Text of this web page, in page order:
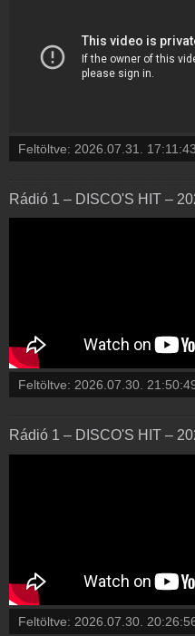
Feltöltve: 2026.07.31. 17:11:43
Rádió 1 – DISCO'S HIT –
Feltöltve: 2026.07.30.
Rádió 1 – DISCO'S HIT –
Feltöltve: 2026.07.30.